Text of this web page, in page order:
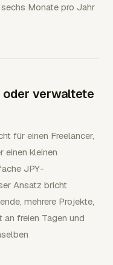
Monate pro Jahr
oder verwaltete
für einen Freelancer,
einen kleinen
JPY-
Ansatz bricht
mehrere Projekte,
an freien Tagen und